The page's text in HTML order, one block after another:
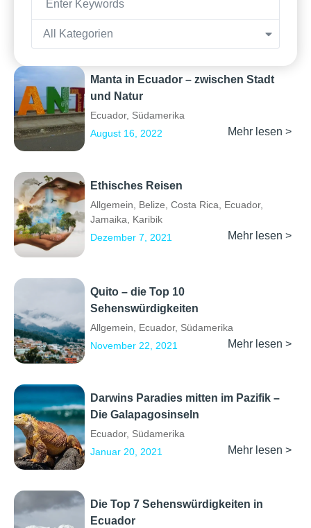
All Kategorien
Manta in Ecuador – zwischen Stadt
und Natur
Ecuador, Südamerika
August 16, 2022
Mehr lesen >
Ethisches Reisen
Allgemein, Belize, Costa Rica, Ecuador,
Jamaika, Karibik
Dezember 7, 2021
Mehr lesen >
Quito – die Top 10
Sehenswürdigkeiten
Allgemein, Ecuador, Südamerika
November 22, 2021
Mehr lesen >
Darwins Paradies mitten im Pazifik –
Die Galapagosinseln
Ecuador, Südamerika
Januar 20, 2021
Mehr lesen >
Die Top 7 Sehenswürdigkeiten in
Ecuador